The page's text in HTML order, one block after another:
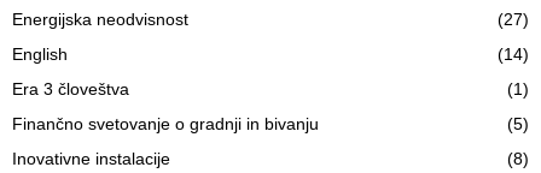
Energijska neodvisnost
(27)
English
(14)
Era 3 človeštva
(1)
Finančno svetovanje o gradnji in bivanju
(5)
Inovativne instalacije
(8)